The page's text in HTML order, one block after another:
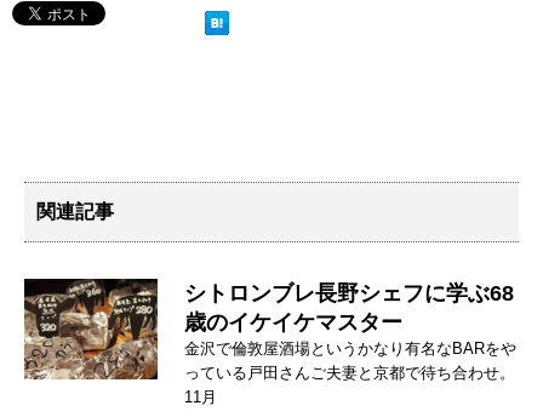
関連記事
シトロンブレ長野シェフに学ぶ68
歳のイケイケマスター
金沢で倫敦屋酒場というかなり有名なBARをや
っている戸田さんご夫妻と京都で待ち合わせ。
11月